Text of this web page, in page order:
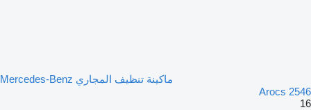
ماكينة تنظيف المجاري Mercedes-Benz
Arocs 2546
16